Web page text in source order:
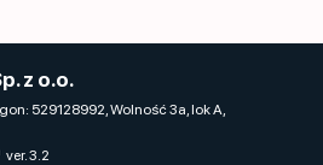
z o.o.
529128992, Wolność 3a, lok A,
3.2